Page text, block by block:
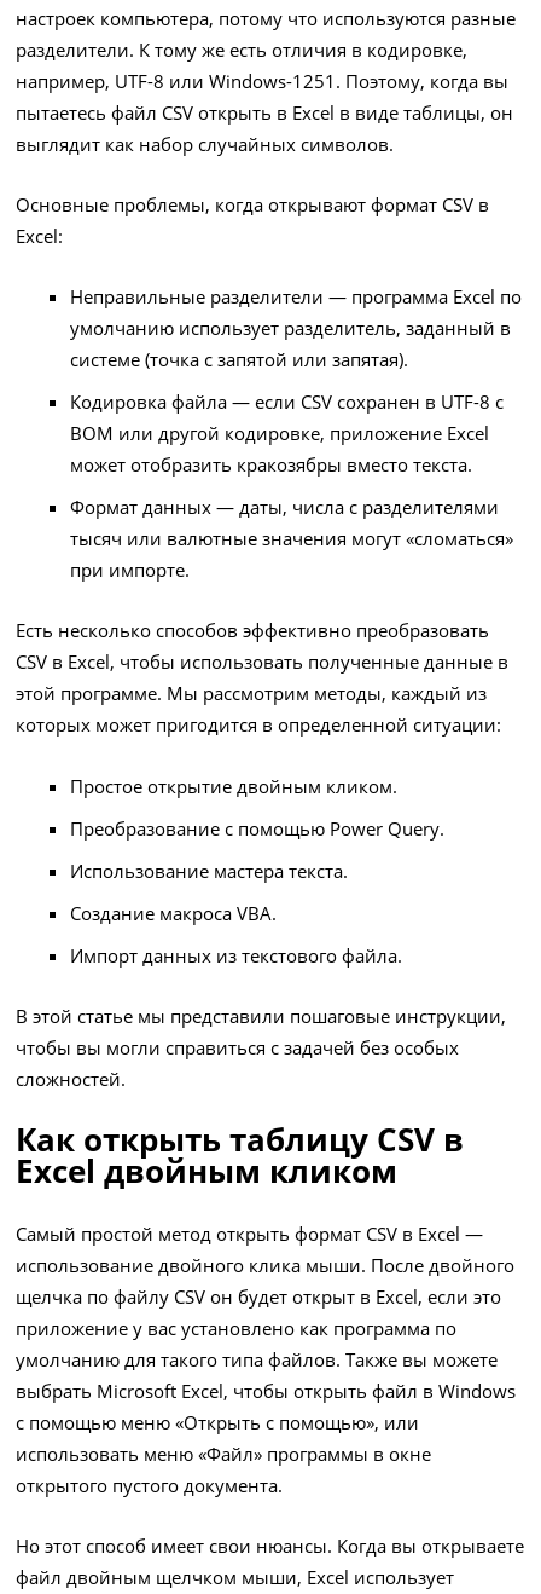
настроек компьютера, потому что используются разные
разделители. К тому же есть отличия в кодировке,
например, UTF-8 или Windows-1251. Поэтому, когда вы
пытаетесь файл CSV открыть в Excel в виде таблицы, он
выглядит как набор случайных символов.
Основные проблемы, когда открывают формат CSV в
Excel:
Неправильные разделители — программа Excel по
умолчанию использует разделитель, заданный в
системе (точка с запятой или запятая).
Кодировка файла — если CSV сохранен в UTF-8 с
BOM или другой кодировке, приложение Excel
может отобразить кракозябры вместо текста.
Формат данных — даты, числа с разделителями
тысяч или валютные значения могут «сломаться»
при импорте.
Есть несколько способов эффективно преобразовать
CSV в Excel, чтобы использовать полученные данные в
этой программе. Мы рассмотрим методы, каждый из
которых может пригодится в определенной ситуации:
Простое открытие двойным кликом.
Преобразование с помощью Power Query.
Использование мастера текста.
Создание макроса VBA.
Импорт данных из текстового файла.
В этой статье мы представили пошаговые инструкции,
чтобы вы могли справиться с задачей без особых
сложностей.
Как открыть таблицу CSV в
Excel двойным кликом
Самый простой метод открыть формат CSV в Excel —
использование двойного клика мыши. После двойного
щелчка по файлу CSV он будет открыт в Excel, если это
приложение у вас установлено как программа по
умолчанию для такого типа файлов. Также вы можете
выбрать Microsoft Excel, чтобы открыть файл в Windows
с помощью меню «Открыть с помощью», или
использовать меню «Файл» программы в окне
открытого пустого документа.
Но этот способ имеет свои нюансы. Когда вы открываете
файл двойным щелчком мыши, Excel использует